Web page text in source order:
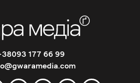
177 66 99